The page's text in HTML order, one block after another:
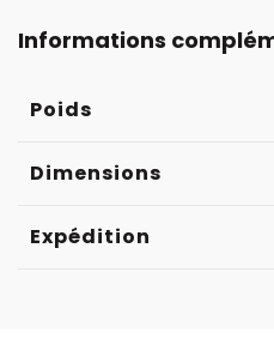
Informations
Poids
Dimensions
Expédition